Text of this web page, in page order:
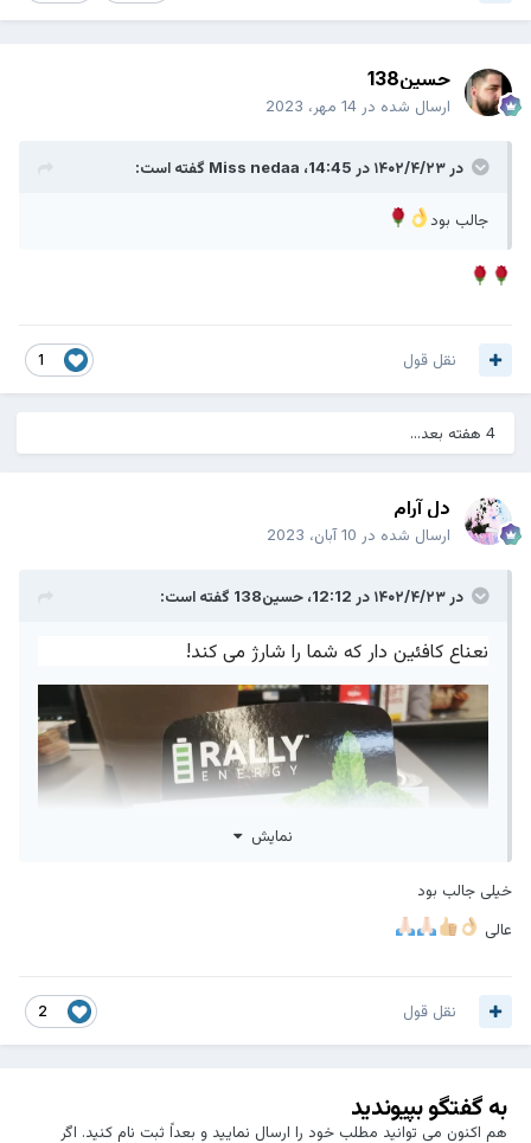
این رستوران از سایه ها برای نشان دادن سرویس بهداشتی
در حالی که طراحان تابلوهای سرویس بهداشتی در این کافه
حسین138
ارسال شده در 14 مهر، 2023
در ۱۴۰۲/۴/۲۳ در 14:45، Miss nedaaگفته است:
جالب بود
نقل قول
4 هفته بعد...
دل آرام
ارسال شده در 10 آبان، 2023
در ۱۴۰۲/۴/۲۳ در 12:12، حسین138 گفته است:
نعناع کافئین دار که شما را شارژ می کند!
نمایش
خیلی جالب بود
عالی
2 نقل قول
به گفتگو بپیوندید
هم اکنون می توانید مطلب خود را ارسال نمایید و بعداً ثبت نام کنید. اگر